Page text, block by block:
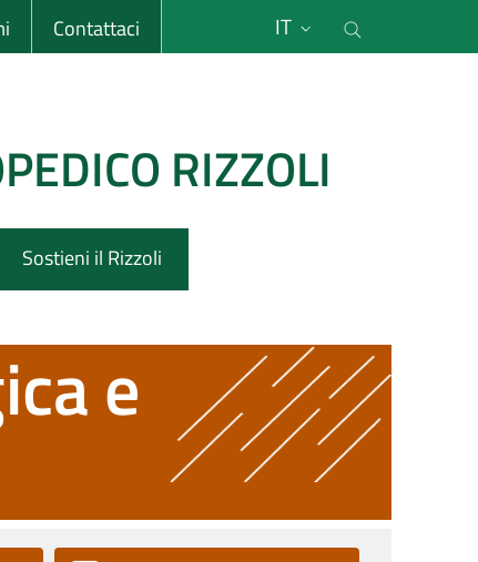
Contattaci IT
RIZZOLI
Sostieni il Rizzoli
e